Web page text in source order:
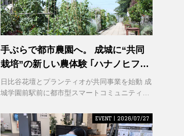
手ぶらで都市農園へ。 成城に“共同
栽培”の新しい農体験 ｢ハナノヒファ
ーム｣ が誕生
日比谷花壇とプランティオが共同事業を始動 成
城学園前駅前に都市型スマートコミュニティ農
EVENT | 2026/07/27